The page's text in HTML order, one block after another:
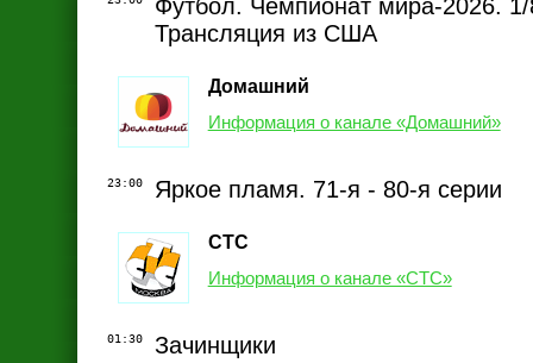
Футбол. Чемпионат мира-2026.
Трансляция из США
Домашний
Информация о канале «Домашний»
23:00 Яркое пламя. 71-я - 80-я серии
СТС
Информация о канале «СТС»
01:30 Зачинщики